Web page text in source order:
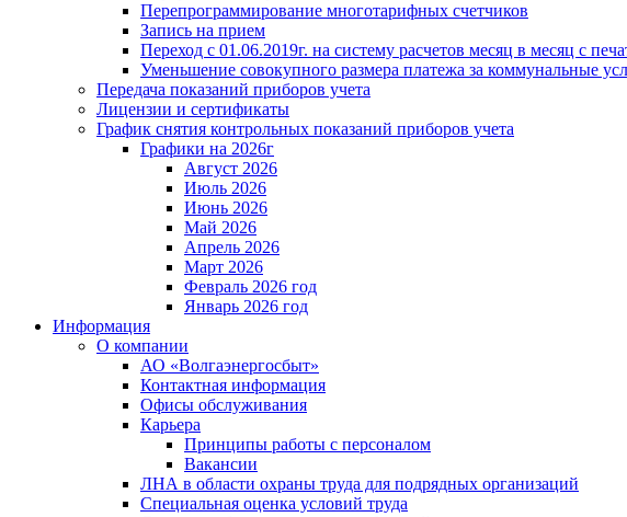
Перепрограммирование многотарифных счетчиков
Запись на прием
Переход с 01.06.2019г. на систему расчетов месяц в месяц с
Уменьшение совокупного размера платежа за коммунальные
Передача показаний приборов учета
Лицензии и сертификаты
График снятия контрольных показаний приборов учета
Графики на 2026г
Август 2026
Июль 2026
Июнь 2026
Май 2026
Апрель 2026
Март 2026
Февраль 2026 год
Январь 2026 год
Информация
О компании
АО «Волгаэнергосбыт»
Контактная информация
Офисы обслуживания
Карьера
Принципы работы с персоналом
Вакансии
ЛНА в области охраны труда для подрядных организаций
Специальная оценка условий труда